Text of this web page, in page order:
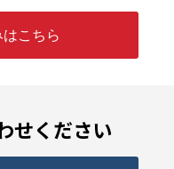
こちら
せください